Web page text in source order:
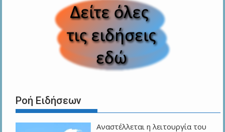
Ροή Ειδήσεων
Αναστέλλεται η λειτουργία του